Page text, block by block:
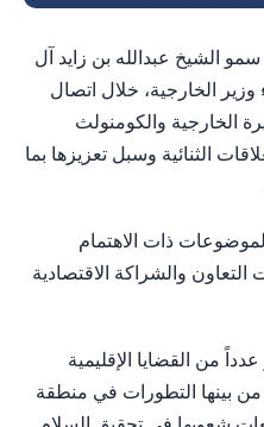
بحث سمو الشيخ عبدالله بن زايد آل
الخارجية، خلال اتصال
الخارجية والكومنولث
الثنائية وسبل تعزيزها بما
ذات الاهتمام
والشراكة الاقتصادية
من القضايا الإقليمية
من بينها التطورات في منطقة